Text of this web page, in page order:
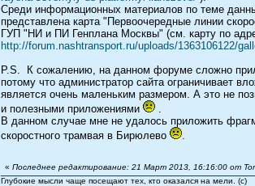
Среди информационных материалов по теме
представлена карта "Первоочередные линии
ГУП "НИ и ПИ Генплана Москвы" (см. карту по
http://forum.nashtransport.ru/uploads/1363106122/
P.S. К сожалению, на данном форуме сложно
потому что администратор сайта ограничивает
является очень маленьким размером. А это не
и полезными приложениями
.
В данном случае мне не удалось приложить
скоростного трамвая в Бирюлево
.
« Последнее редактирование: 21 Март 2013, 16:16:00 от
Глубокие мысли чаще посещают тех, кто оказался на мели. (c)